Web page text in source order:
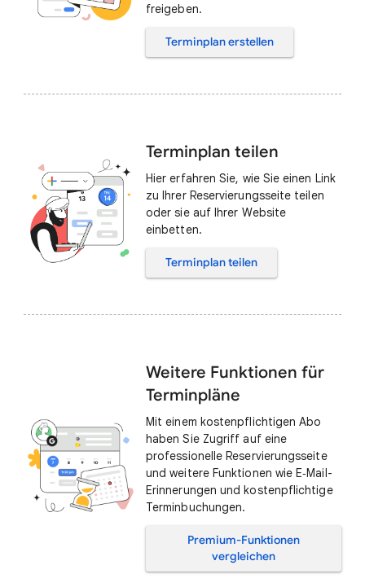
freigeben.
Terminplan erstellen
Terminplan teilen
Hier erfahren Sie, wie Sie einen Link
zu Ihrer Reservierungsseite teilen
oder sie auf Ihrer Website
einbetten.
Terminplan teilen
Weitere Funktionen für
Terminpläne
Mit einem kostenpflichtigen Abo
haben Sie Zugriff auf eine
professionelle Reservierungsseite
und weitere Funktionen wie E‑Mail-
Erinnerungen und kostenpflichtige
Terminbuchungen.
Premium-Funktionen
vergleichen